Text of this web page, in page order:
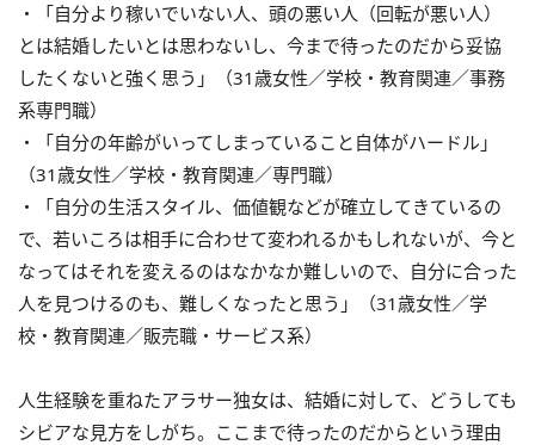
・「自分より稼いでいない人、頭の悪い人（回転が悪い人）
とは結婚したいとは思わないし、今まで待ったのだから妥協
したくないと強く思う」（31歳女性／学校・教育関連／事務
系専門職）
・「自分の年齢がいってしまっていること自体がハードル」
（31歳女性／学校・教育関連／専門職）
・「自分の生活スタイル、価値観などが確立してきているの
で、若いころは相手に合わせて変われるかもしれないが、今と
なってはそれを変えるのはなかなか難しいので、自分に合った
人を見つけるのも、難しくなったと思う」（31歳女性／学
校・教育関連／販売職・サービス系）
人生経験を重ねたアラサー独女は、結婚に対して、どうしても
シビアな見方をしがち。ここまで待ったのだからという理由